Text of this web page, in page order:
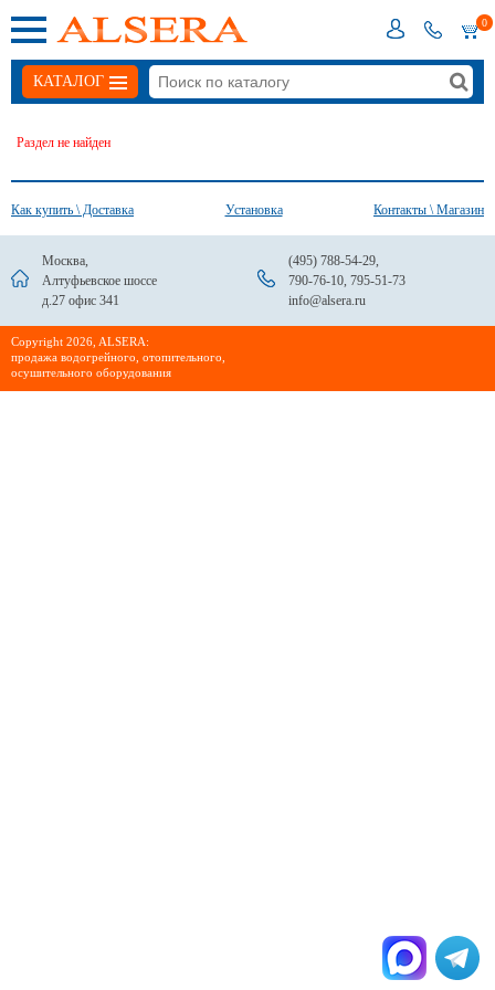
0
КАТАЛОГ
Раздел не найден
Как купить \ Доставка Установка Контакты \ Магазин
Москва,
Алтуфьевское шоссе
д.27 офис 341
(495) 788-54-29,
790-76-10, 795-51-73
info@alsera.ru
Сopyright 2026, ALSERA:
продажа водогрейного, отопительного,
осушительного оборудования